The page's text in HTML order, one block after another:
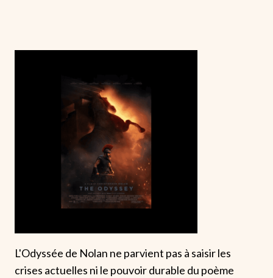
L'Odyssée de Nolan ne parvient pas à saisir les
crises actuelles ni le pouvoir durable du poème